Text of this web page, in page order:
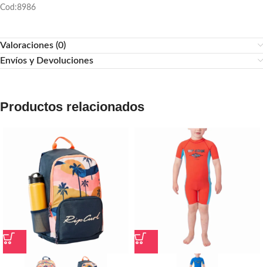
Cod:8986
Valoraciones (0)
Envíos y Devoluciones
Productos relacionados